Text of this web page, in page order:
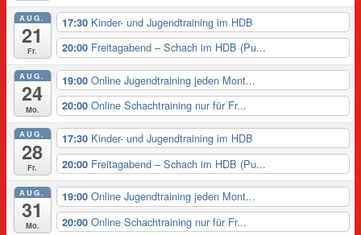
AUG.
21
Fr.
17:30 Kinder- und Jugendtraining im HDB
20:00 Freitagabend – Schach im HDB (Pu...
AUG.
24
Mo.
19:00 Online Jugendtraining jeden Mont...
20:00 Online Schachtraining nur für Fr...
AUG.
28
Fr.
17:30 Kinder- und Jugendtraining im HDB
20:00 Freitagabend – Schach im HDB (Pu...
AUG.
31
Mo.
19:00 Online Jugendtraining jeden Mont...
20:00 Online Schachtraining nur für Fr...